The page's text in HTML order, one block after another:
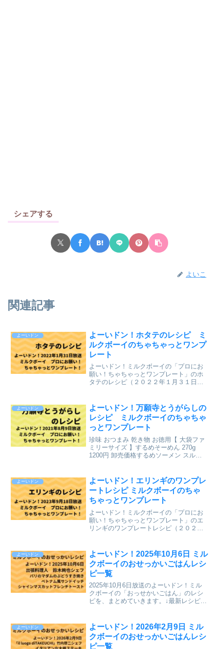
シェアする
よいこ
関連記事
よーいドン
よーいドン！ホタテのレシピ ミ
ルクボーイのちゃちゃっとワンプ
レート
よーいドン！ミルクボーイの「プロにお
願い！ちゃちゃっとワンプレート」のホ
タテのレシピ（２０２２年１月３１日
新レシピも含めて今までのレシピを記事
にしています。⇒「ミルク...
よーいドン
よーいドン！万願寺とうがらしの
レシピ ミルクボーイのちゃちゃ
っとワンプレート
珍味 おつまみ 乾き物 お徳用【 大袋ファ
ミリーサイズ 】するめそーめん 270g
1200円 卸売価格するめソーメン スルメ
烏賊そうめん 駄菓子 おやつ【コ...
よーいドン
よーいドン！エリンギのワンプレ
ートレシピ ミルクボーイのちゃ
ちゃっとワンプレート
よーいドン！ミルクボーイの「プロにお
願い！ちゃちゃっとワンプレート」のエ
リンギのワンプレートレシピ（２０２３
めて今までのレシピを記事にしていま
す。⇒「ミルクボーイのプロ...
よーいドン
よーいドン！2025年10月6日 ミル
クボーイのおせっかいごはんレシ
ピ一覧
2025年10月6日放送のよーいドン！ミル
クボーイの「おっせかいごはん」のレシ
ピを、まとめていきます。↓最新レシピも
ーイのプロにお願い ちゃちゃっとワン
プレート」のレシ...
よーいドン
よーいドン！2026年2月9日 ミル
クボーイのおせっかいごはんレシ
ピ一覧